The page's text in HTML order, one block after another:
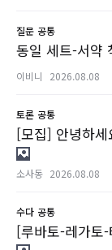
질문 공통
동일 세트-서약
이비니 2026.08.08
토론 공통
[모집] 안녕하
소사동 2026.08.08
수다 공통
[루바토-레가토